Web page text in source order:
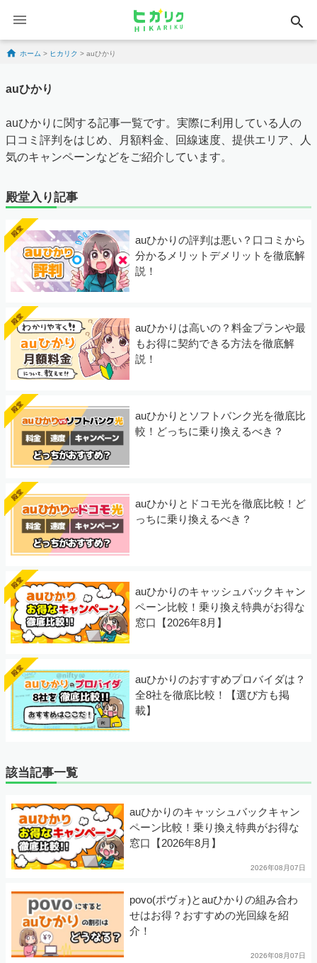
search
Skip to content
ホーム > ヒカリク > auひかり
auひかり
auひかりに関する記事一覧です。実際に利用している人の
口コミ評判をはじめ、月額料金、回線速度、提供エリア、人
気のキャンペーンなどをご紹介しています。
殿堂入り記事
auひかりの評判は悪い？口コミから
分かるメリットデメリットを徹底解
説！
auひかりは高いの？料金プランや最
もお得に契約できる方法を徹底解
説！
auひかりとソフトバンク光を徹底比
較！どっちに乗り換えるべき？
auひかりとドコモ光を徹底比較！ど
っちに乗り換えるべき？
auひかりのキャッシュバックキャン
ペーン比較！乗り換え特典がお得な
窓口【2026年8月】
auひかりのおすすめプロバイダは？
全8社を徹底比較！【選び方も掲
載】
該当記事一覧
auひかりのキャッシュバックキャン
ペーン比較！乗り換え特典がお得な
窓口【2026年8月】
2026年08月07日
povo(ポヴォ)とauひかりの組み合わ
せはお得？おすすめの光回線を紹
介！
2026年08月07日